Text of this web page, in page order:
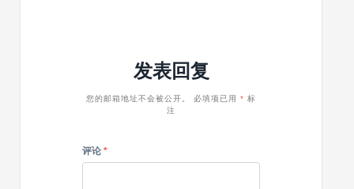
发表回复
您的邮箱地址不会被公开。 必填项已用 * 标
注
评论 *